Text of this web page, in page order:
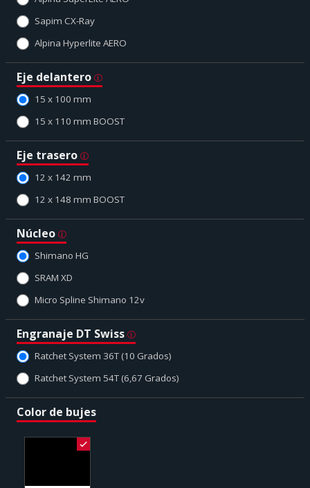
Sapim CX-Ray
Alpina Hyperlite AERO
Eje delantero
15 x 100 mm
15 x 110 mm BOOST
Eje trasero
12 x 142 mm
12 x 148 mm BOOST
Núcleo
Shimano HG
SRAM XD
Micro Spline Shimano 12v
Engranaje DT Swiss
Ratchet System 36T (10 Grados)
Ratchet System 54T (6,67 Grados)
Color de bujes